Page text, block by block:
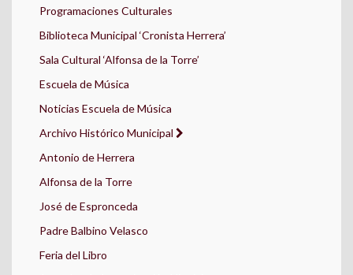
Programaciones Culturales
Biblioteca Municipal ‘Cronista Herrera’
Sala Cultural ‘Alfonsa de la Torre’
Escuela de Música
Noticias Escuela de Música
Archivo Histórico Municipal
Antonio de Herrera
Alfonsa de la Torre
José de Espronceda
Padre Balbino Velasco
Feria del Libro